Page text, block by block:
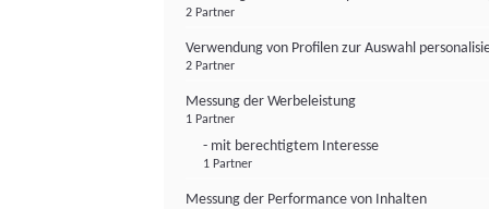
2 Partner
Verwendung von Profilen zur Auswahl
2 Partner
Messung der Werbeleistung
1 Partner
- mit berechtigtem Interesse
1 Partner
Messung der Performance von Inhalten